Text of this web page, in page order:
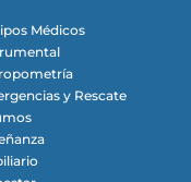
Médicos
y Rescate